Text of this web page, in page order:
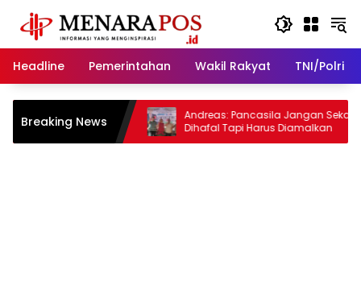
konten
Headline
Pemerintahan Wakil Rakyat TNI/Polri
Breaking News
SDM
Andreas: Pancasila Jangan Sekadar
Dihafal Tapi Harus Diamalkan